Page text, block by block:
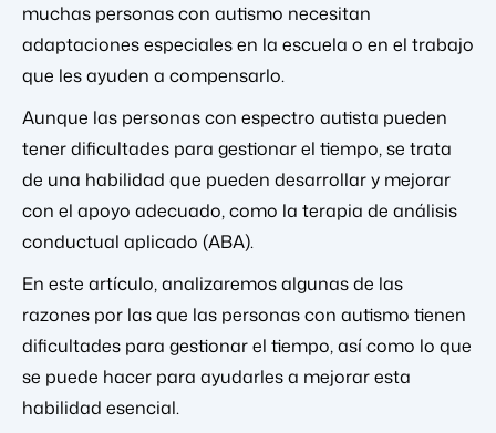
muchas personas con autismo necesitan
adaptaciones especiales en la escuela o en el trabajo
que les ayuden a compensarlo.
Aunque las personas con espectro autista pueden
tener dificultades para gestionar el tiempo, se trata
de una habilidad que pueden desarrollar y mejorar
con el apoyo adecuado, como la terapia de análisis
conductual aplicado (ABA).
En este artículo, analizaremos algunas de las
razones por las que las personas con autismo tienen
dificultades para gestionar el tiempo, así como lo que
se puede hacer para ayudarles a mejorar esta
habilidad esencial.